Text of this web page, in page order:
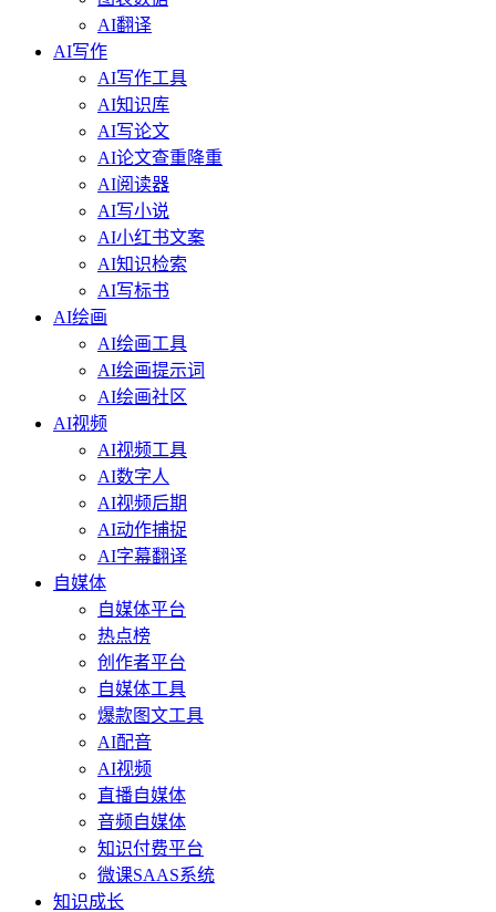
AI翻译
AI写作
AI写作工具
AI知识库
AI写论文
AI论文查重降重
AI阅读器
AI写小说
AI小红书文案
AI知识检索
AI写标书
AI绘画
AI绘画工具
AI绘画提示词
AI绘画社区
AI视频
AI视频工具
AI数字人
AI视频后期
AI动作捕捉
AI字幕翻译
自媒体
自媒体平台
热点榜
创作者平台
自媒体工具
爆款图文工具
AI配音
AI视频
直播自媒体
音频自媒体
知识付费平台
微课SAAS系统
知识成长